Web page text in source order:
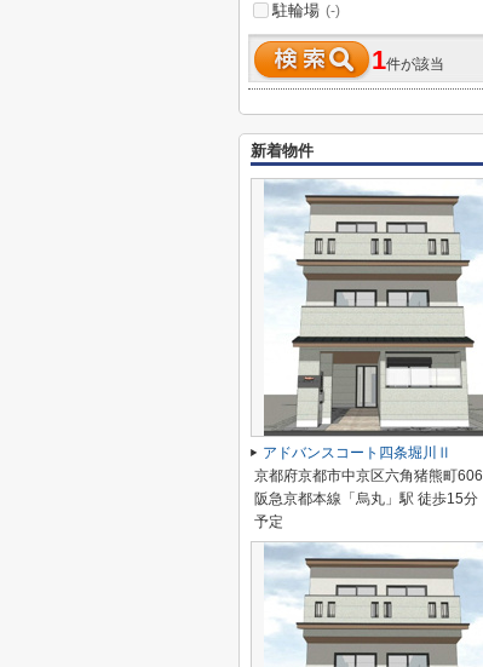
駐輪場 (-)
1件が該当
新着物件
アドバンスコート四条堀川Ⅱ
京都府京都市中京区六角猪熊町606
阪急京都本線「烏丸」駅 徒歩15分
予定